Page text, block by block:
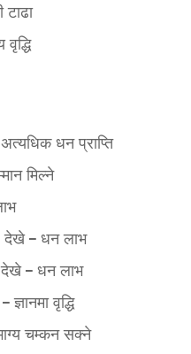
धन प्राप्ति
मिल्ने
देखे – धन लाभ
– धन लाभ
वृद्धि
चम्कन सक्ने